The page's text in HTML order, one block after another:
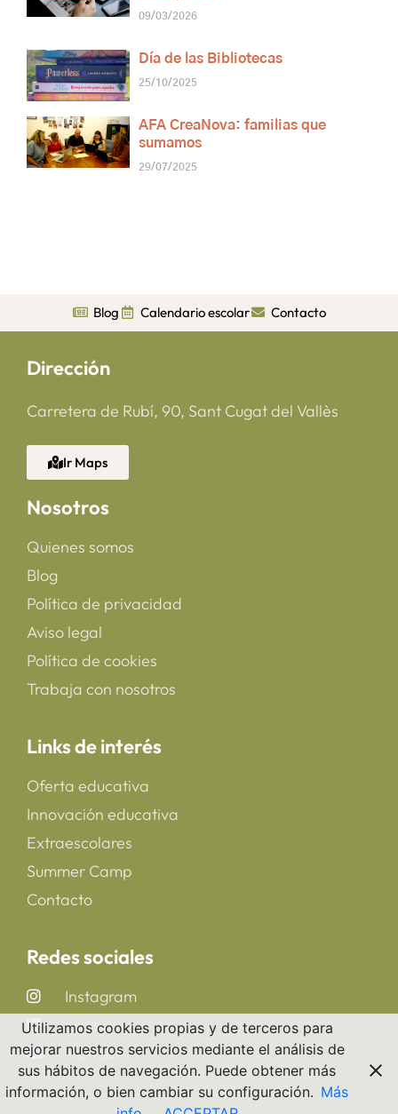
09/03/2026
Día de las Bibliotecas
25/10/2025
AFA CreaNova: familias que
sumamos
29/07/2025
Blog Calendario escolar Contacto
Dirección
Carretera de Rubí, 90, Sant Cugat del Vallès
Ir Maps
Nosotros
Quienes somos
Blog
Política de privacidad
Aviso legal
Política de cookies
Trabaja con nosotros
Links de interés
Oferta educativa
Innovación educativa
Extraescolares
Summer Camp
Contacto
Redes sociales
Instagram
LinkedIn
YouTube
Copyright 2025 © All rights Reserved. CreaNova School
Utilizamos cookies propias y de terceros para
mejorar nuestros servicios mediante el análisis de
sus hábitos de navegación. Puede obtener más
información, o bien cambiar su configuración. Más